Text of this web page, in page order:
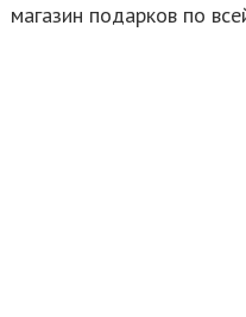
магазин подарков по